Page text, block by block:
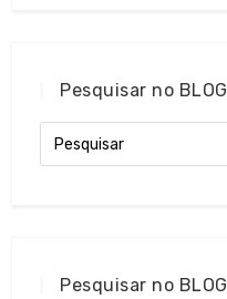
Pesquisar no BLOG
Pesquisar no BLOG